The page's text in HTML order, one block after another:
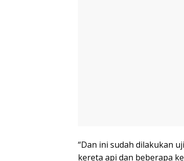
“Dan ini sudah dilakukan
kereta api dan beberapa